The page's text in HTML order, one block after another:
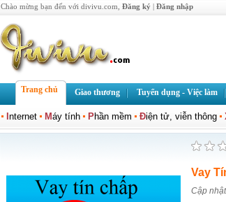
Chào mừng bạn đến với divivu.com, Đăng ký | Đăng nhập
Trang chủ Giao thương Tuyển dụng - Việc làm
nternet Máy tính Phần mềm Điện tử, viễn thông
Vay
Cập